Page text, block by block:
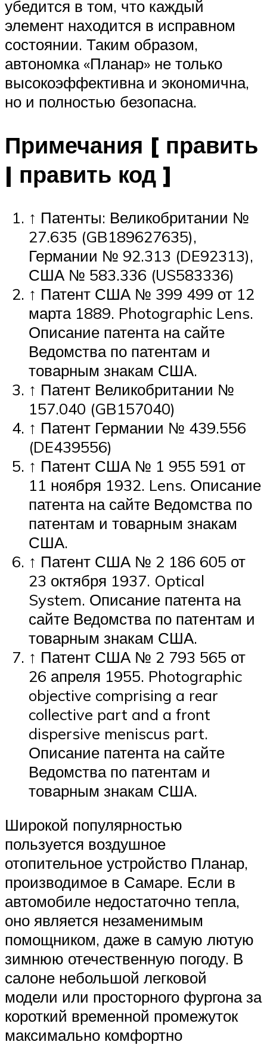
убедится в том, что каждый
элемент находится в исправном
состоянии. Таким образом,
автономка «Планар» не только
высокоэффективна и экономична,
но и полностью безопасна.
Примечания [ править
| править код ]
↑ Патенты: Великобритании №
27.635 (GB189627635),
Германии № 92.313 (DE92313),
США № 583.336 (US583336)
↑ Патент США № 399 499 от 12
марта 1889. Photographic Lens.
Описание патента на сайте
Ведомства по патентам и
товарным знакам США.
↑ Патент Великобритании №
157.040 (GB157040)
↑ Патент Германии № 439.556
(DE439556)
↑ Патент США № 1 955 591 от
11 ноября 1932. Lens. Описание
патента на сайте Ведомства по
патентам и товарным знакам
США.
↑ Патент США № 2 186 605 от
23 октября 1937. Optical
System. Описание патента на
сайте Ведомства по патентам и
товарным знакам США.
↑ Патент США № 2 793 565 от
26 апреля 1955. Photographic
objective comprising a rear
collective part and a front
dispersive meniscus part.
Описание патента на сайте
Ведомства по патентам и
товарным знакам США.
Широкой популярностью
пользуется воздушное
отопительное устройство Планар,
производимое в Самаре. Если в
автомобиле недостаточно тепла,
оно является незаменимым
помощником, даже в самую лютую
зимнюю отечественную погоду. В
салоне небольшой легковой
модели или просторного фургона за
короткий временной промежуток
максимально комфортно